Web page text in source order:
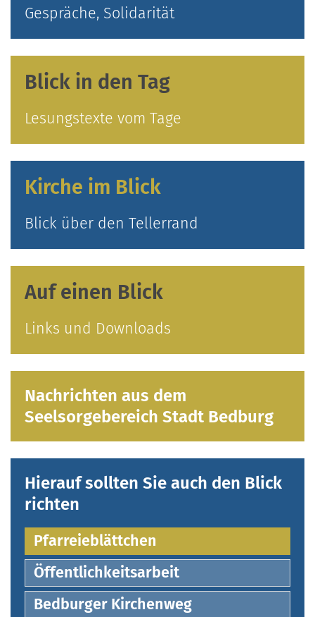
Gespräche, Solidarität
Blick in den Tag
Lesungstexte vom Tage
Kirche im Blick
Blick über den Tellerrand
Auf einen Blick
Links und Downloads
Nachrichten aus dem
Seelsorgebereich Stadt Bedburg
Hierauf sollten Sie auch den Blick
richten
Pfarreieblättchen
Öffentlichkeitsarbeit
Bedburger Kirchenweg